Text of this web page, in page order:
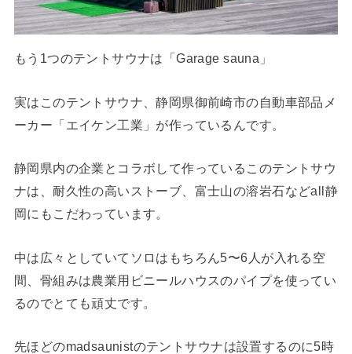
もう1つのテントサウナは「Garage sauna」
実はこのテントサウナ、静岡県御前崎市の自動車部品メ
ーカー「エイケン工業」が作っているんです。
静岡県内の企業とコラボして作っているこのテントサウ
ナは、耐久性の高いストーブ、富士山の溶岩石などall静
岡にもこだわっています。
中は広々としていてソロはもちろん5〜6人が入れる空
間、骨組みは農業用ビニールハウスのパイプを使ってい
るのでとても頑丈です。
先ほどのmadsaunistのテントサウナは設置するのに5時